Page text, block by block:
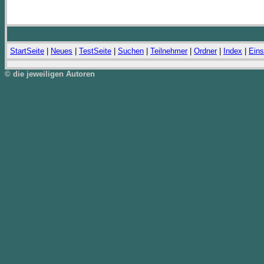
StartSeite Neues TestSeite Suchen Teilnehmer| Ordner| Index
© die jeweiligen Autoren